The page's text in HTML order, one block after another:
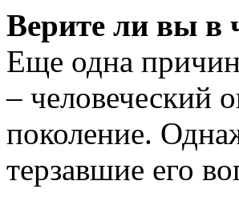
Верите ли вы в
Еще одна
– человеческий
поколение.
терзавшие его